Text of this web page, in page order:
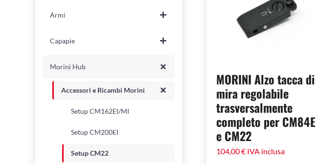
Armi
Capapie
Morini Hub
Accessori e Ricambi Morini
Setup CM162EI/MI
Setup CM200EI
Setup CM22
MORINI Alzo tacca di
mira regolabile
trasversalmente
completo per CM84E
e CM22
104,00€ IVA inclusa